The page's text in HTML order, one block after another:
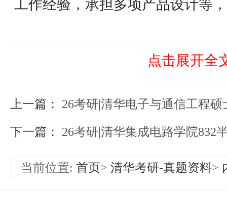
工作经验，承担多项产品设计等
利诺伊理工学院获工学博士，先
开设硕士生英语、模拟电路课程
通讯、物联网设计，是深圳市和
点击展开全
上一篇： 26考研|清华电子与通信工程
下一篇： 26考研|清华集成电路学院832半
当前位置: 首页> 清华考研-真题资料>